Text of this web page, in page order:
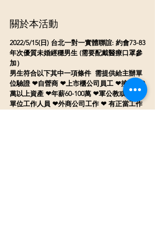
關於本活動
2022/5/15(日) 台北一對一實體聯誼: 約會73-83
年次優質未婚經穩男生 (需要配戴醫療口罩參
加）
男生符合以下其中一項條件  需提供給主辦單
位驗證 ❤自營商 ❤上市櫃公司員工 ❤擁有100
萬以上資產 ❤年薪60-100萬 ❤軍公教或國營
單位工作人員 ❤外商公司工作 ❤ 有正當工作